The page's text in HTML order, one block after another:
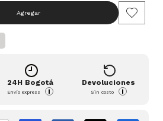
Agregar
24H Bogotá
Envío express i
Devoluciones
Sin costo i